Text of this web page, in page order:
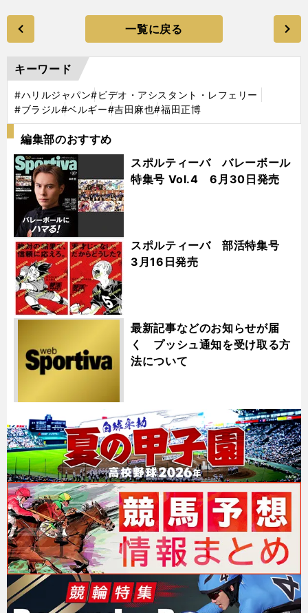
一覧に戻る
キーワード
#ハリルジャパン#ビデオ・アシスタント・レフェリー
#ブラジル#ベルギー#吉田麻也#福田正博
編集部のおすすめ
スポルティーバ バレーボール
特集号 Vol.4 6月30日発売
スポルティーバ 部活特集号
3月16日発売
最新記事などのお知らせが届
く プッシュ通知を受け取る方
法について